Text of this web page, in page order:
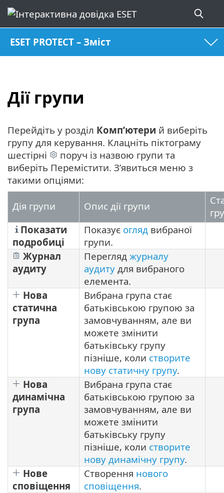
ESET PROTECT – Зміст
Дії групи
Перейдіть у розділ Комп’ютери й виберіть
групу для керування. Клацніть піктограму
шестірні
поруч із назвою групи та
виберіть Перемістити. З’явиться меню з
такими опціями:
Дія групи Опис дії групи
Показати
подробиці
Показує огляд вибраної
групи.
Журнал
аудиту
Перегляд журналу
аудиту для вибраного
елемента.
Нова
статична
група
Вибрана група стає
батьківською групою за
замовчуванням, але ви
можете змінити
батьківську групу
пізніше, коли створите
нову статичну групу.
Нова
динамічна
група
Вибрана група стає
батьківською групою за
замовчуванням, але ви
можете змінити
батьківську групу
пізніше, коли створите
нову динамічну групу.
Нове
сповіщення
Створення нового
сповіщення.